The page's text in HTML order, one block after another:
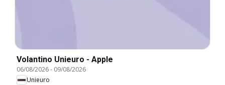
Volantino Unieuro - Apple
06/08/2026- 09/08/2026
Unieuro